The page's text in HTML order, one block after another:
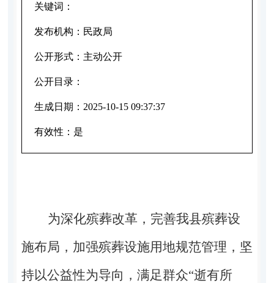
关键词：
发布机构： 民政局
公开形式： 主动公开
公开目录：
生成日期： 2025-10-15 09:37:37
有效性： 是
为深化殡葬改革，完善我县殡葬设
施布局，加强殡葬设施用地规范管理，坚
持以公益性为导向，满足群众“逝有所